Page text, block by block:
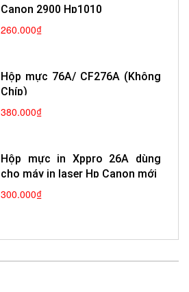
Canon 2900 Hp1010
260.000₫
Hộp mực 76A/ CF276A (Không
Chíp)
380.000₫
Hộp mực in Xppro 26A dùng
cho máy in laser Hp Canon mới
300.000₫